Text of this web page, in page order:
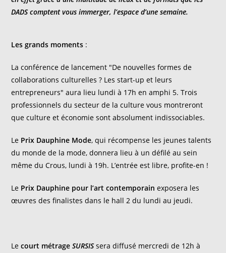
DADS comptent vous immerger, l’espace d’une semaine.
Les grands moments :
La conférence de lancement "De nouvelles formes de
collaborations culturelles ? Les start-up et leurs
entrepreneurs" aura lieu lundi à 17h en amphi 5. Trois
professionnels du secteur de la culture vous montreront
que culture et économie sont absolument indissociables.
Le Prix Dauphine Mode, qui récompense les jeunes talents
du monde de la mode, donnera lieu à un défilé au sein
même du Crous, lundi à 19h. L’entrée est libre, profite-en !
Le Prix Dauphine pour l’art contemporain exposera les
œuvres des finalistes dans le hall 2 du lundi au jeudi.
Lecourt métrageSURSISsera diffusé mercredi de 12h à